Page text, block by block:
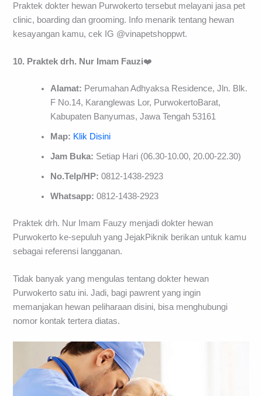
Praktek dokter hewan Purwokerto tersebut melayani jasa pet
clinic, boarding dan grooming. Info menarik tentang hewan
kesayangan kamu, cek IG @vinapetshoppwt.
10. Praktek drh. Nur Imam Fauzi❤️
Alamat: Perumahan Adhyaksa Residence, Jln. Blk.
F No.14, Karanglewas Lor, PurwokertoBarat,
Kabupaten Banyumas, Jawa Tengah 53161
Map: Klik Disini
Jam Buka: Setiap Hari (06.30-10.00, 20.00-22.30)
No.Telp/HP:0812-1438-2923
Whatsapp:0812-1438-2923
Praktek drh. Nur Imam Fauzy menjadi dokter hewan
Purwokerto ke-sepuluh yang JejakPiknik berikan untuk kamu
sebagai referensi langganan.
Tidak banyak yang mengulas tentang dokter hewan
Purwokerto satu ini. Jadi, bagi pawrent yang ingin
memanjakan hewan peliharaan disini, bisa menghubungi
nomor kontak tertera diatas.